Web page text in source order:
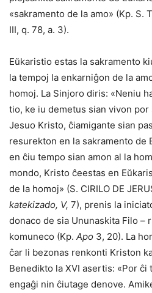
«sakramento de la amo» (Kp. S.
III, q. 78, a. 3).
Eŭkaristio estas la sakramento
la tempoj la enkarniĝon de la
homoj. La Sinjoro diris: «Neniu
tio, ke iu demetus sian vivon por
Jesuo Kristo, ĉiamigante sian
resurekton en la sakramento de
en ĉiu tempo sian amon al la
mondo, Kristo ĉeestas en
de la homoj» (S. CIRILO DE
katekizado, V, 7), prenis la
donaco de sia Ununaskita Filo –
komuneco (Kp. Apo 3, 20). La
ĉar li bezonas renkonti Kriston
Benedikto la XVI asertis: «Por ĉi
engaĝi nin ĉiutage denove.